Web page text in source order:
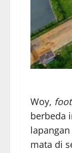
Woy,
berbeda
mata di